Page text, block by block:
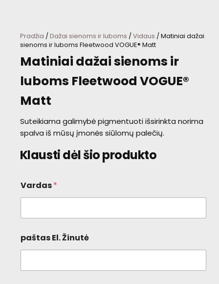
Pradžia /Dažai sienoms ir luboms /Vidaus / Matiniai dažai
sienoms ir luboms Fleetwood VOGUE® Matt
Matiniai dažai sienoms ir
luboms Fleetwood VOGUE®
Matt
Suteikiama galimybė pigmentuoti išsirinkta norima
spalva iš mūsų įmonės siūlomų palečių.
Klausti dėl šio produkto
Vardas*
paštas El. Žinutė